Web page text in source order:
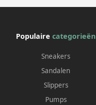
Populaire categorieën
Sneakers
Sandalen
Slippers
Pumps